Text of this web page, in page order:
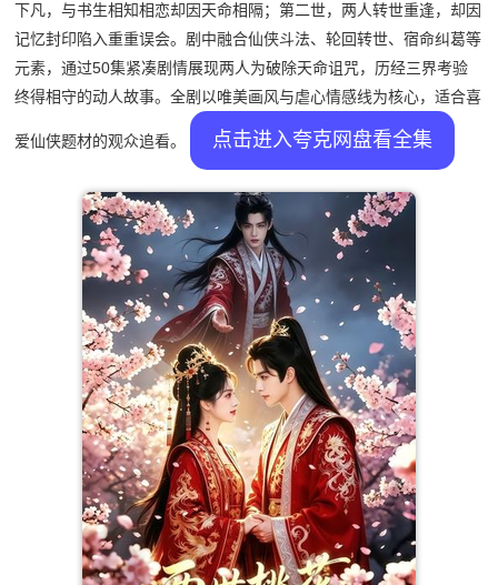
下凡，与书生相知相恋却因天命相隔；第二世，两人转世重逢，却因
记忆封印陷入重重误会。剧中融合仙侠斗法、轮回转世、宿命纠葛等
元素，通过50集紧凑剧情展现两人为破除天命诅咒，历经三界考验
终得相守的动人故事。全剧以唯美画风与虐心情感线为核心，适合喜
爱仙侠题材的观众追看。 点击进入夸克网盘看全集